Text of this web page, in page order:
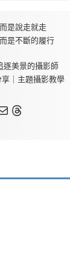
是說走就走
是不斷的履行
逐美景的攝影師
｜主題攝影教學
Threads